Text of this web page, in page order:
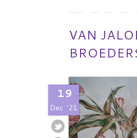
VAN
19
Dec '21